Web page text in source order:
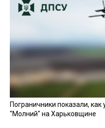
Пограничники показали,
"Молний" на Харьковщине